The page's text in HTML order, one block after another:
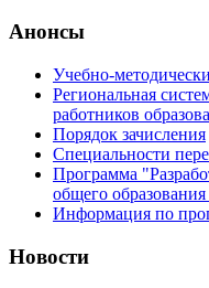
Анонсы
Учебно-
Региональная
работников
Порядок зачисления
Специальности
Программа
общего
Информация по
Новости